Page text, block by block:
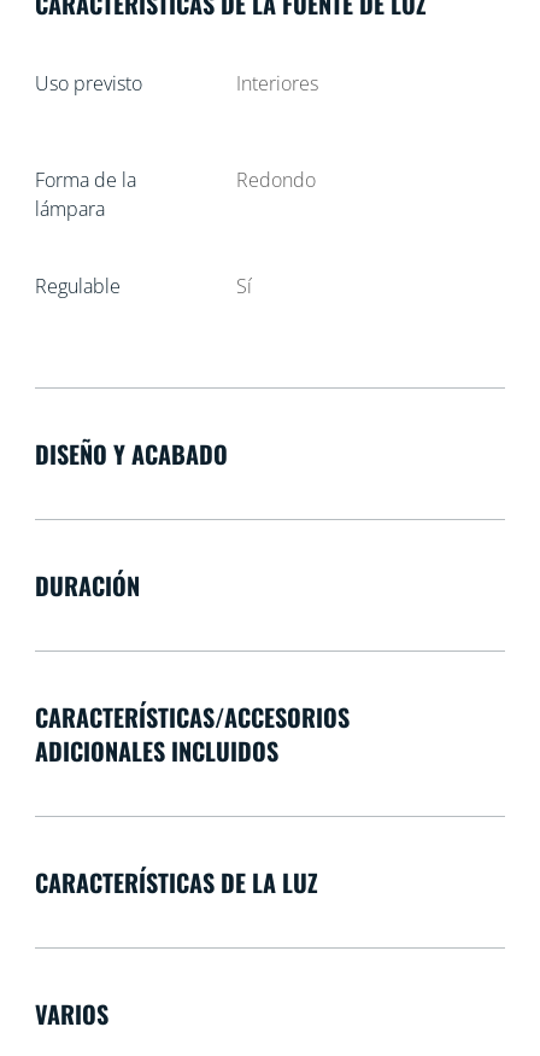
Uso previsto Interiores
Forma de la
lámpara
Redondo
Regulable Sí
DISEÑO Y ACABADO
DURACIÓN
CARACTERÍSTICAS/ACCESORIOS
ADICIONALES INCLUIDOS
CARACTERÍSTICAS DE LA LUZ
VARIOS